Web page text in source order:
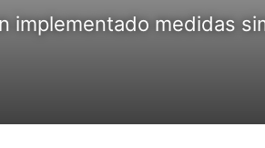
implementado medidas